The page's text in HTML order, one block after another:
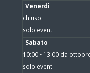
Venerdì
chiuso
solo eventi
Sabato
10:00 - 13:00 da
solo eventi